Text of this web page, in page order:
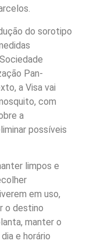
do sorotipo
Pan-
a Visa vai
com
a
possíveis
limpos e
em uso,
o destino
manter o
e horário